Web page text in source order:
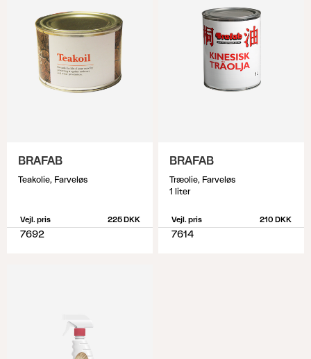
BRAFAB
Teakolie, Farveløs
Vejl. pris 225 DKK
7692
BRAFAB
Træolie, Farveløs
1 liter
Vejl. pris 210 DKK
7614